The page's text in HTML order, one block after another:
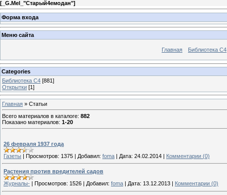
[ _G.Mel_"Старый4емодан"]
Форма входа
Меню сайта
Главная Библиотека С4
Categories
Библиотека C4 [881]
Открытки [1]
Главная » Статьи
Всего материалов в каталоге: 882
Показано материалов: 1-20
26 февраля 1937 года
Газеты | Просмотров: 1375 | Добавил: foma | Дата: 24.02.2014 | Комментарии (0)
Paстения против вредителей садов
Журналы-
Просмотров: 1526 Добавил: foma Дата: 13.12.2013 Комментарии (0)